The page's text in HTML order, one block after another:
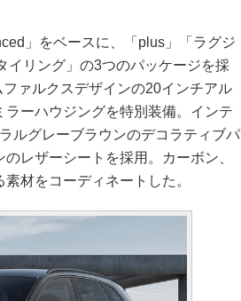
」をベースに、「plus」「ラグジ
イリング」の3つのパッケージを採
ァルクスデザインの20インチアル
ーハウジングを特別装備。インテ
ルグレーブラウンのデコラティブパ
レザーシートを採用。カーボン、
材をコーディネートした。